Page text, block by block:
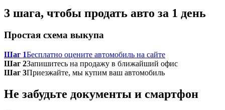
3 шага, чтобы продать авто за 1 день
Простая схема выкупа
Шаг 1Бесплатно оцените автомобиль на сайте
Шаг 2Запишитесь на продажу в ближайший офис
Шаг 3Приезжайте, мы купим ваш автомобиль
Не забудьте документы и смартфон